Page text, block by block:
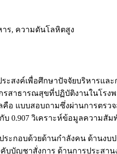
ร, ความดันโลหิตสูง
ะสงค์เพื่อศึกษาปัจจัยบริหารแ
สาธารณสุขที่ปฏิบัติงานในโรงพ
คือ แบบสอบถามซึ่งผ่านการตร
บ 0.907 วิเคราะห์ข้อมูลความ
ระกอบด้วยด้านกำลังคน ด้านง
บบัญชาสั่งการ ด้านการประสา